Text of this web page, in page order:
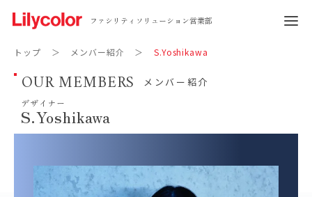
ファシリティソリューション営業部
トップ メンバー紹介 S.Yoshikawa
OUR MEMBERS メンバー紹介
デザイナー
S.Yoshikawa